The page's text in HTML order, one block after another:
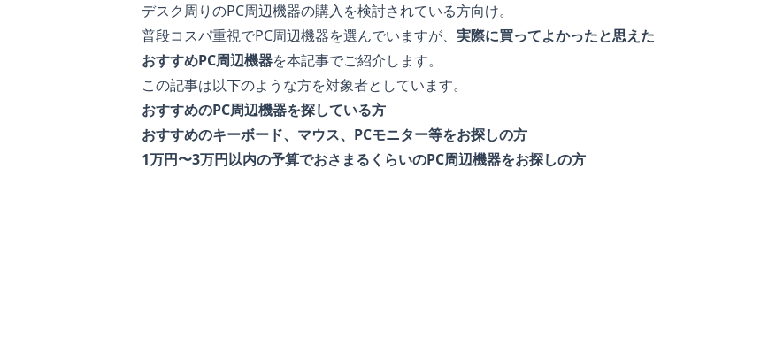
デスク周りのPC周辺機器の購入を検討されている方向け。
普段コスパ重視でPC周辺機器を選んでいますが、 実際に買ってよかったと思えた
おすすめPC周辺機器を本記事でご紹介します。
この記事は以下のような方を対象者としています。
おすすめのPC周辺機器を探している方
おすすめのキーボード、マウス、PCモニター等をお探しの方
1万円〜3万円以内の予算でおさまるくらいのPC周辺機器をお探しの方